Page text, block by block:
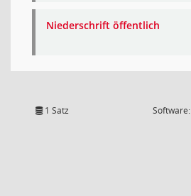
Niederschrift öffentlich
1 Satz Software: